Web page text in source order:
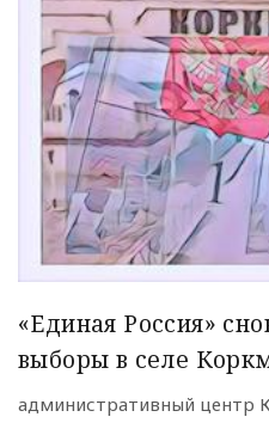
«Единая Россия»
выборы в селе
административный центр